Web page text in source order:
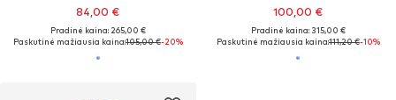
84,00 €
Pradinė kaina: 265,00 €
Paskutinė mažiausia kaina:105,00 €-20%
100,00 €
Pradinė kaina: 315,00 €
Paskutinė mažiausia kaina:111,20 €-10%